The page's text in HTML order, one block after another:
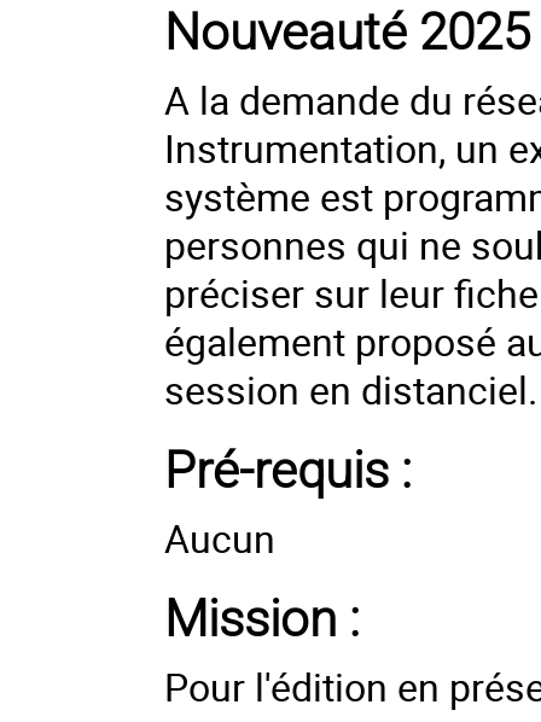
Nouveauté 2025
A la demande du
Instrumentation, un
système est
personnes qui ne
préciser sur leur
également proposé
session en distanciel.
Pré-requis :
Aucun
Mission :
Pour l'édition en